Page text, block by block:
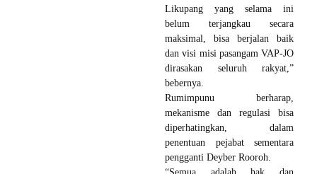
Likupang yang selama ini
belum terjangkau secara
maksimal, bisa berjalan baik
dan visi misi pasangam VAP-JO
dirasakan seluruh rakyat,”
bebernya.
Rumimpunu berharap,
mekanisme dan regulasi bisa
diperhatingkan, dalam
penentuan pejabat sementara
pengganti Deyber Rooroh.